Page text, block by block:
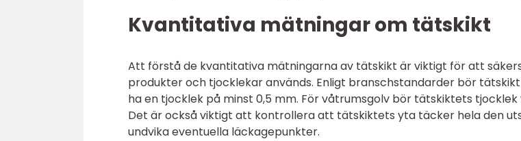
Kvantitativa mätningar om tätskikt
Att förstå de kvantitativa mätningarna av tätskikt är viktigt för att
produkter och tjocklekar används. Enligt branschstandarder bör
ha en tjocklek på minst 0,5 mm. För våtrumsgolv bör tätskiktets tjocklek
Det är också viktigt att kontrollera att tätskiktets yta täcker hela den
undvika eventuella läckagepunkter.